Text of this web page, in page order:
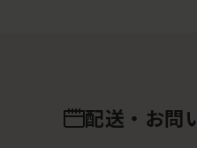
配送・お問